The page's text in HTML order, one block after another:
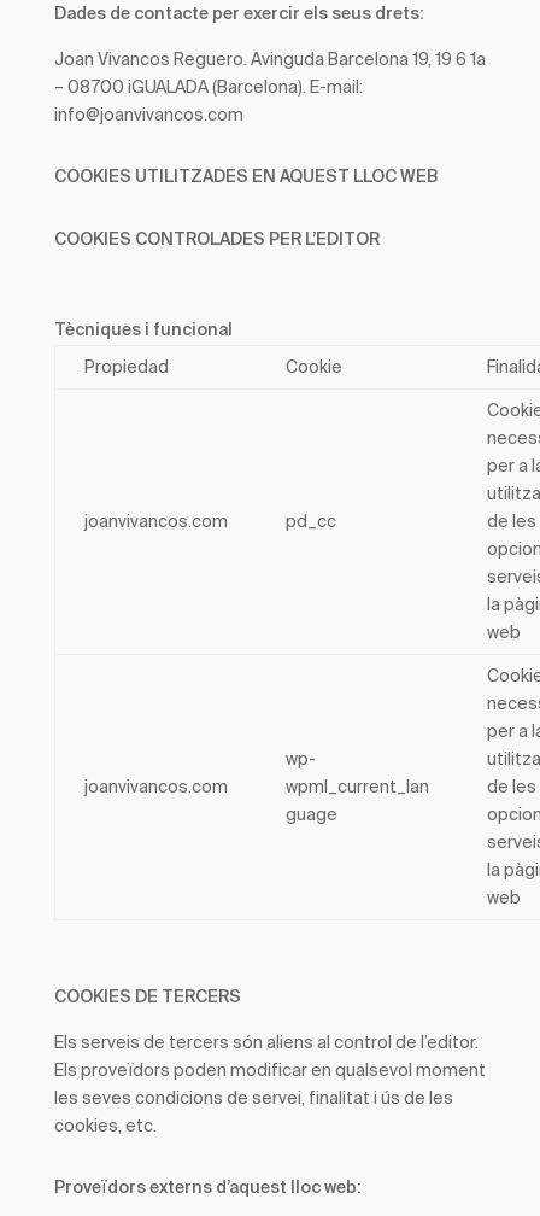
Dades de contacte per exercir els seus drets:
Joan Vivancos Reguero. Avinguda Barcelona 19, 19 6 1a
– 08700 iGUALADA (Barcelona). E-mail:
info@joanvivancos.com
COOKIES UTILITZADES EN AQUEST LLOC WEB
COOKIES CONTROLADES PER L’EDITOR
Tècniques i funcional
Propiedad Cookie
joanvivancos.com pd_cc
per a
de les
la
web
joanvivancos.com
wp-
wpml_current_lan
guage
per a
de les
la
web
COOKIES DE TERCERS
Els serveis de tercers són aliens al control de l’editor.
Els proveïdors poden modificar en qualsevol moment
les seves condicions de servei, finalitat i ús de les
cookies, etc.
Proveïdors externs d’aquest lloc web: